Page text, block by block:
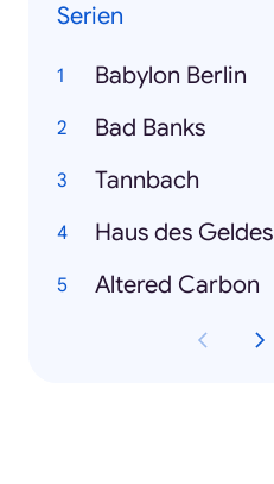
Serien
Babylon Berlin
Bad Banks
Tannbach
Haus des Geldes
Altered Carbon